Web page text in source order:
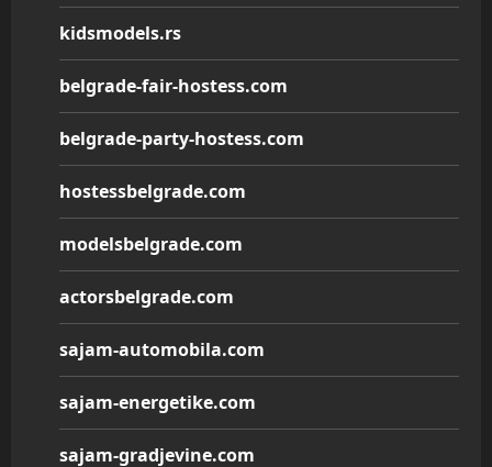
kidsmodels.rs
belgrade-fair-hostess.com
belgrade-party-hostess.com
hostessbelgrade.com
modelsbelgrade.com
actorsbelgrade.com
sajam-automobila.com
sajam-energetike.com
sajam-gradjevine.com